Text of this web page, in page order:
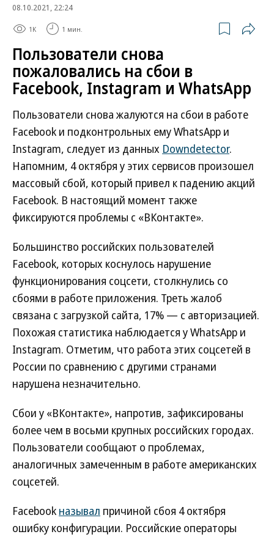
08.10.2021, 22:24
1K 1 мин.
Пользователи снова
пожаловались на сбои в
Facebook, Instagram и WhatsApp
Пользователи снова жалуются на сбои в работе
Facebook и подконтрольных ему WhatsApp и
Instagram, следует из данных Downdetector.
Напомним, 4 октября у этих сервисов произошел
массовый сбой, который привел к падению акций
Facebook. В настоящий момент также
фиксируются проблемы с «ВКонтакте».
Большинство российских пользователей
Facebook, которых коснулось нарушение
функционирования соцсети, столкнулись со
сбоями в работе приложения. Треть жалоб
связана с загрузкой сайта, 17% — с авторизацией.
Похожая статистика наблюдается у WhatsApp и
Instagram. Отметим, что работа этих соцсетей в
России по сравнению с другими странами
нарушена незначительно.
Сбои у «ВКонтакте», напротив, зафиксированы
более чем в восьми крупных российских городах.
Пользователи сообщают о проблемах,
аналогичных замеченным в работе американских
соцсетей.
Facebook называл причиной сбоя 4 октября
ошибку конфигурации. Российские операторы